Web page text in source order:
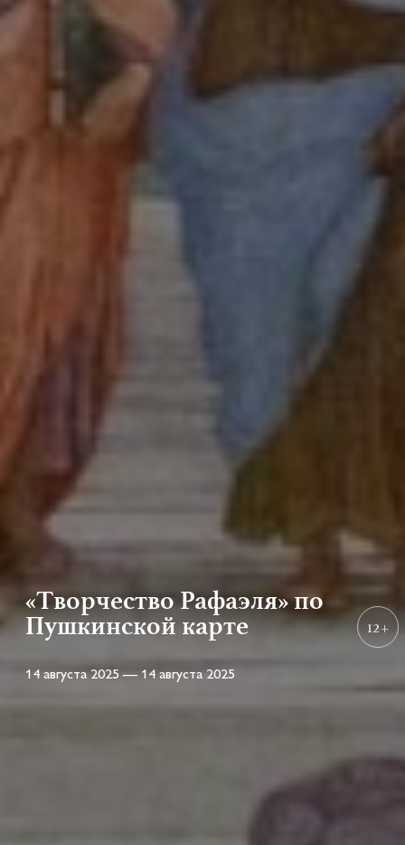
«Творчество Рафаэля» по
Пушкинской карте
14 августа 2025 — 14 августа 2025
12+